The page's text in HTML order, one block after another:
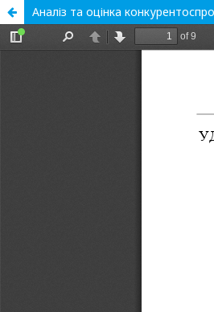
Аналіз та оцінка